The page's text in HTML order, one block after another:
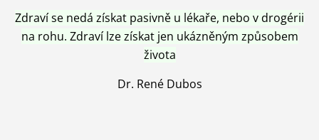
Zdraví se nedá získat pasivně u lékaře, nebo v drogérii
na rohu. Zdraví lze získat jen ukázněným způsobem
života
Dr. René Dubos